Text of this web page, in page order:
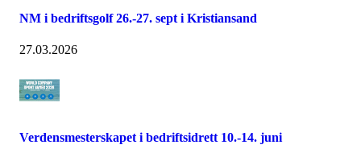
NM i bedriftsgolf 26.-27. sept i Kristiansand
27.03.2026
Verdensmesterskapet i bedriftsidrett 10.-14. juni